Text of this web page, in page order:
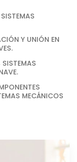
Y UNIÓN EN
MECÁNICOS